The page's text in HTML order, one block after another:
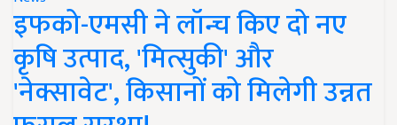
इफको-एमसी ने लॉन्च किए दो नए
कृषि उत्पाद, 'मित्सुकी' और
'नेक्सावेट', किसानों को मिलेगी उन्नत